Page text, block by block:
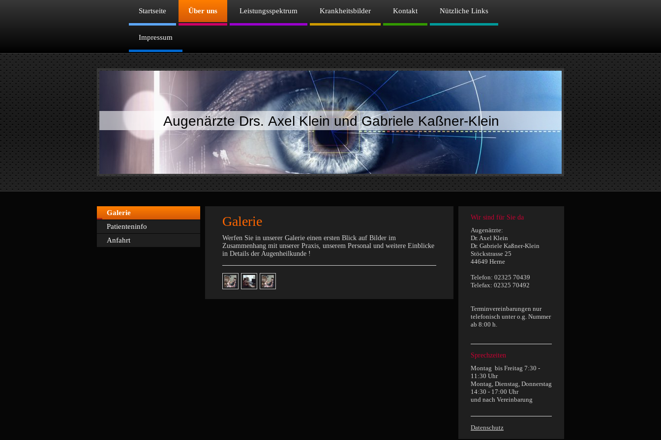
Startseite Über uns Leistungsspektrum Krankheitsbilder Kontakt Nützliche Links
Impressum
Augenärzte Drs. Axel Klein und Gabriele Kaßner-Klein
Galerie
Patienteninfo
Anfahrt
Galerie
Werfen Sie in unserer Galerie einen ersten Blick auf Bilder im
Zusammenhang mit unserer Praxis, unserem Personal und weitere Einblicke
in Details der Augenheilkunde !
Wir sind für Sie da
Augenärzte:
Dr. Axel Klein
Dr. Gabriele Kaßner-Klein
Stöckstrasse 25
44649 Herne
Telefon: 02325 70439
Telefax: 02325 70492
Terminvereinbarungen nur
telefonisch unter o.g. Nummer
ab 8:00 h.
Sprechzeiten
Montag bis Freitag 7:30 -
11:30 Uhr
Montag, Dienstag, Donnerstag
14:30 - 17:00 Uhr
und nach Vereinbarung
Datenschutz